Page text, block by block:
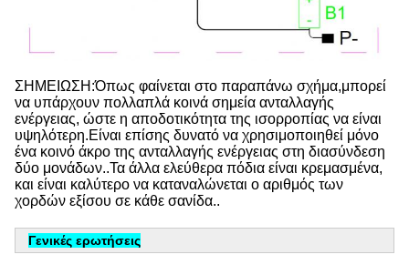
ΣΗΜΕΙΩΣΗ:Όπως φαίνεται στο παραπάνω σχήμα,μπορεί
να υπάρχουν πολλαπλά κοινά σημεία ανταλλαγής
ενέργειας, ώστε η αποδοτικότητα της ισορροπίας να είναι
υψηλότερη.Είναι επίσης δυνατό να χρησιμοποιηθεί μόνο
ένα κοινό άκρο της ανταλλαγής ενέργειας στη διασύνδεση
δύο μονάδων..Τα άλλα ελεύθερα πόδια είναι κρεμασμένα,
και είναι καλύτερο να καταναλώνεται ο αριθμός των
χορδών εξίσου σε κάθε σανίδα..
Γενικές ερωτήσεις